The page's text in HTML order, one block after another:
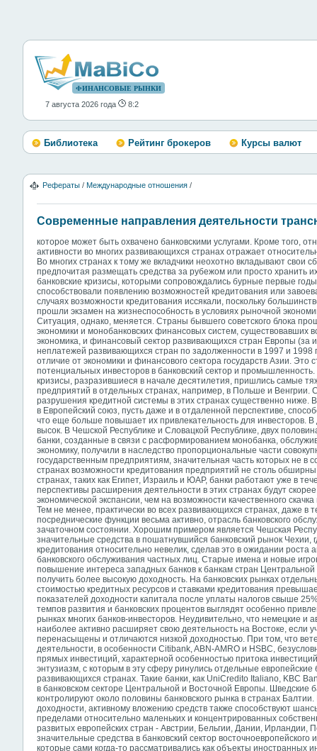
ФИНАНСОВЫЕ РЫНКИ
7 августа 2026 года 8:2
Библиотека Рейтинг брокеров Курсы валют
Рефераты / Международные отношения /
Cовременные направления деятельности
которое может быть охвачено банковскими услугами. Кроме того,
активности во многих развивающихся странах отражает
Во многих странах к тому же вкладчики неохотно вкладывают свои
предпочитая размещать средства за рубежом или просто хранить
банковские кризисы, которыми сопровождались бурные первые
способствовали появлению возможностей кредитования или
случаях возможности кредитования иссякали, поскольку
прошли экзамен на жизнеспособность в условиях рыночной
Ситуация, однако, меняется. Страны бывшего советского блока
экономики и монобанковских финансовых систем, существовавших
экономика, и финансовый сектор развивающихся стран Европы (за
неплатежей развивающихся стран по задолженности в 1997 и 1998
отличие от экономики и финансового сектора государств Азии.
потенциальных инвесторов в банковский сектор и
кризисы, разразившиеся в начале десятилетия, пришлись самые
предприятий в отдельных странах, например, в Польше и Венгрии.
разрушения кредитной системы в этих странах существенно ниже.
в Европейский союз, пусть даже и в отдаленной перспективе,
что еще больше повышает их привлекательность для инвесторов. В
высок. В Чешской Республике и Словацкой Республике, двух
банки, созданные в связи с расформированием монобанка,
экономику, получили в наследство пропорциональные части
государственным предприятиям, значительная часть которых не в
странах возможности кредитования предприятий не столь обширны
странах, таких как Египет, Израиль и ЮАР, банки работают уже в
перспективы расширения деятельности в этих странах будут
экономической экспансии, чем на возможности качественного
Тем не менее, практически во всех развивающихся странах, даже в
посреднические функции весьма активно, отрасль банковского
зачаточном состоянии. Хорошим примером является Чешская
значительные средства в пошатнувшийся банковский рынок Чехии,
кредитования относительно невелик, сделав это в ожидании роста
банковского обслуживания частных лиц. Старые имена и новые
повышение интереса западных банков к банкам стран
получить более высокую доходность. На банковских рынках
стоимостью кредитных ресурсов и ставками кредитования
показателей доходности капитала после уплаты налогов свыше
темпов развития и банковских процентов выглядят особенно
рынках многих банков-инвесторов. Неудивительно, что немецкие и
наиболее активно расширяет свою деятельность на Востоке, если
перенасыщены и отличаются низкой доходностью. При том, что
деятельности, в особенности Citibank, ABN-AMRO и HSBC,
прямых инвестиций, характерной особенностью притока
энтузиазм, с которым в эту сферу ринулись отдельные
развивающихся странах. Такие банки, как UniCredito Italiano, KBC
в банковском секторе Центральной и Восточной Европы. Шведские
контролируют около половины банковского рынка в странах
доходности, активному вложению средств также способствуют
пределами относительно маленьких и концентрированных
развитых европейских стран - Австрии, Бельгии, Дании, Ирландии,
значительные средства в банковский сектор восточноевропейского
которые сами когда-то рассматривались как объекты иностранных